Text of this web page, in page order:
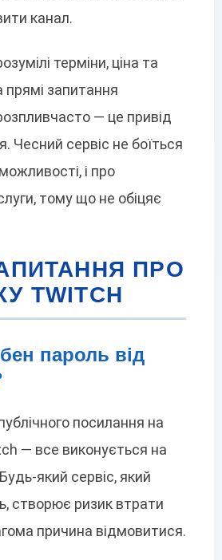
канал.
терміни, ціна та
запитання
— це привід
Чесний сервіс не боїться
і про
тому що не обіцяє
ПРО
TWITCH
пароль від
посилання на
— все виконується на
який сервіс, який
створює ризик втрати
причина відмовитися.